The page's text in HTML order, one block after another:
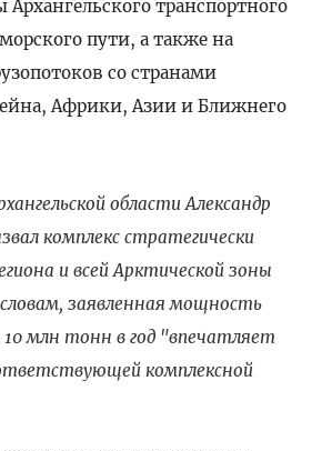
транспортного
пути, а также на
со странами
Африки, Азии и Ближнего
области Александр
комплекс стратегически
и всей Арктической зоны
словам, заявленная мощность
млн тонн в год "впечатляет
комплексной